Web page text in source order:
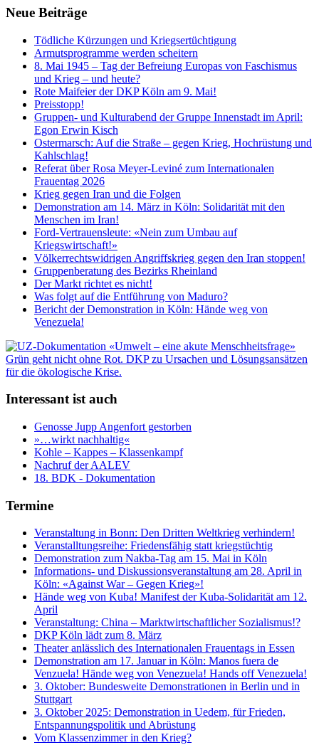
Neue Beiträge
Tödliche Kürzungen und Kriegsertüchtigung
Armutsprogramme werden scheitern
8. Mai 1945 – Tag der Befreiung Europas von Faschismus
und Krieg – und heute?
Rote Maifeier der DKP Köln am 9. Mai!
Preisstopp!
Gruppen- und Kulturabend der Gruppe Innenstadt im April:
Egon Erwin Kisch
Ostermarsch: Auf die Straße – gegen Krieg, Hochrüstung und
Kahlschlag!
Referat über Rosa Meyer-Leviné zum Internationalen
Frauentag 2026
Krieg gegen Iran und die Folgen
Demonstration am 14. März in Köln: Solidarität mit den
Menschen im Iran!
Ford-Vertrauensleute: «Nein zum Umbau auf
Kriegswirtschaft!»
Völkerrechtswidrigen Angriffskrieg gegen den Iran stoppen!
Gruppenberatung des Bezirks Rheinland
Der Markt richtet es nicht!
Was folgt auf die Entführung von Maduro?
Bericht der Demonstration in Köln: Hände weg von
Venezuela!
Interessant ist auch
Genosse Jupp Angenfort gestorben
»…wirkt nachhaltig«
Kohle – Kappes – Klassenkampf
Nachruf der AALEV
18. BDK - Dokumentation
Termine
Veranstaltung in Bonn: Den Dritten Weltkrieg verhindern!
Veranstalltungsreihe: Friedensfähig statt kriegstüchtig
Demonstration zum Nakba-Tag am 15. Mai in Köln
Informations- und Diskussionsveranstaltung am 28. April in
Köln: «Against War – Gegen Krieg»!
Hände weg von Kuba! Manifest der Kuba-Solidarität am 12.
April
Veranstaltung: China – Marktwirtschaftlicher Sozialismus!?
DKP Köln lädt zum 8. März
Theater anlässlich des Internationalen Frauentags in Essen
Demonstration am 17. Januar in Köln: Manos fuera de
Venzuela! Hände weg von Venezuela! Hands off Venezuela!
3. Oktober: Bundesweite Demonstrationen in Berlin und in
Stuttgart
3. Oktober 2025: Demonstration in Uedem, für Frieden,
Entspannungspolitik und Abrüstung
Vom Klassenzimmer in den Krieg?